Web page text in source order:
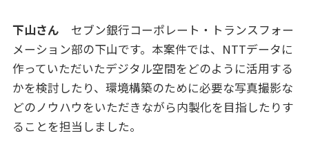
下山さん セブン銀行コーポレート・トランスフォー
メーション部の下山です。本案件では、NTTデータに
作っていただいたデジタル空間をどのように活用する
かを検討したり、環境構築のために必要な写真撮影な
どのノウハウをいただきながら内製化を目指したりす
ることを担当しました。